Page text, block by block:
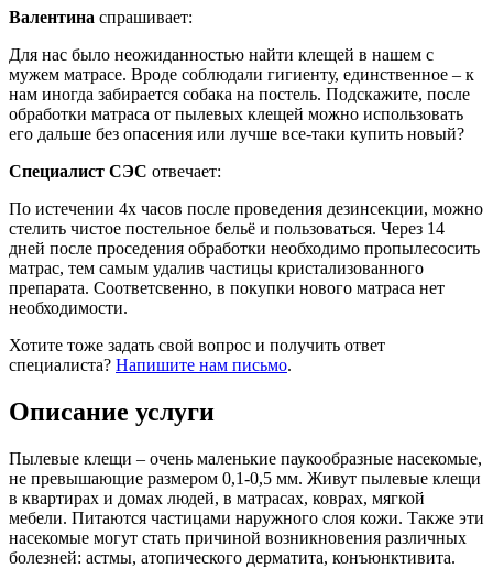
Валентина спрашивает:
Для нас было неожиданностью найти клещей в нашем с
мужем матрасе. Вроде соблюдали гигиенту, единственное – к
нам иногда забирается собака на постель. Подскажите, после
обработки матраса от пылевых клещей можно использовать
его дальше без опасения или лучше все-таки купить новый?
Специалист СЭС отвечает:
По истечении 4х часов после проведения дезинсекции, можно
стелить чистое постельное бельё и пользоваться. Через 14
дней после проседения обработки необходимо пропылесосить
матрас, тем самым удалив частицы кристализованного
препарата. Соответсвенно, в покупки нового матраса нет
необходимости.
Хотите тоже задать свой вопрос и получить ответ
специалиста? Напишите нам письмо.
Описание услуги
Пылевые клещи – очень маленькие паукообразные насекомые,
не превышающие размером 0,1-0,5 мм. Живут пылевые клещи
в квартирах и домах людей, в матрасах, коврах, мягкой
мебели. Питаются частицами наружного слоя кожи. Также эти
насекомые могут стать причиной возникновения различных
болезней: астмы, атопического дерматита, конъюнктивита.